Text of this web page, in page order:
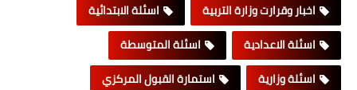
اخبار وقرارت وزارة التربية
اسئلة الابتدائية
اسئلة الاعدادية
اسئلة المتوسطة
اسئلة وزارية
استمارة القبول المركزي